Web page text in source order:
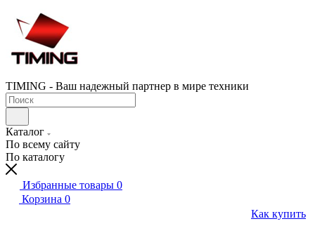
TIMING - Ваш надежный партнер в мире техники
Каталог
По всему сайту
По каталогу
Избранные товары 0
Корзина 0
Как купить